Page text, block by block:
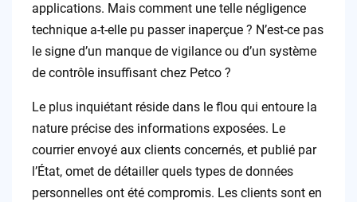
applications. Mais comment une telle négligence
technique a-t-elle pu passer inaperçue ? N’est-ce pas
le signe d’un manque de vigilance ou d’un système
de contrôle insuffisant chez Petco ?
Le plus inquiétant réside dans le flou qui entoure la
nature précise des informations exposées. Le
courrier envoyé aux clients concernés, et publié par
l’État, omet de détailler quels types de données
personnelles ont été compromis. Les clients sont en